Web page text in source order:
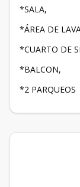
*SALA,
*ÁREA DE
*CUARTO DE
*BALCON,
*2 PARQUEOS